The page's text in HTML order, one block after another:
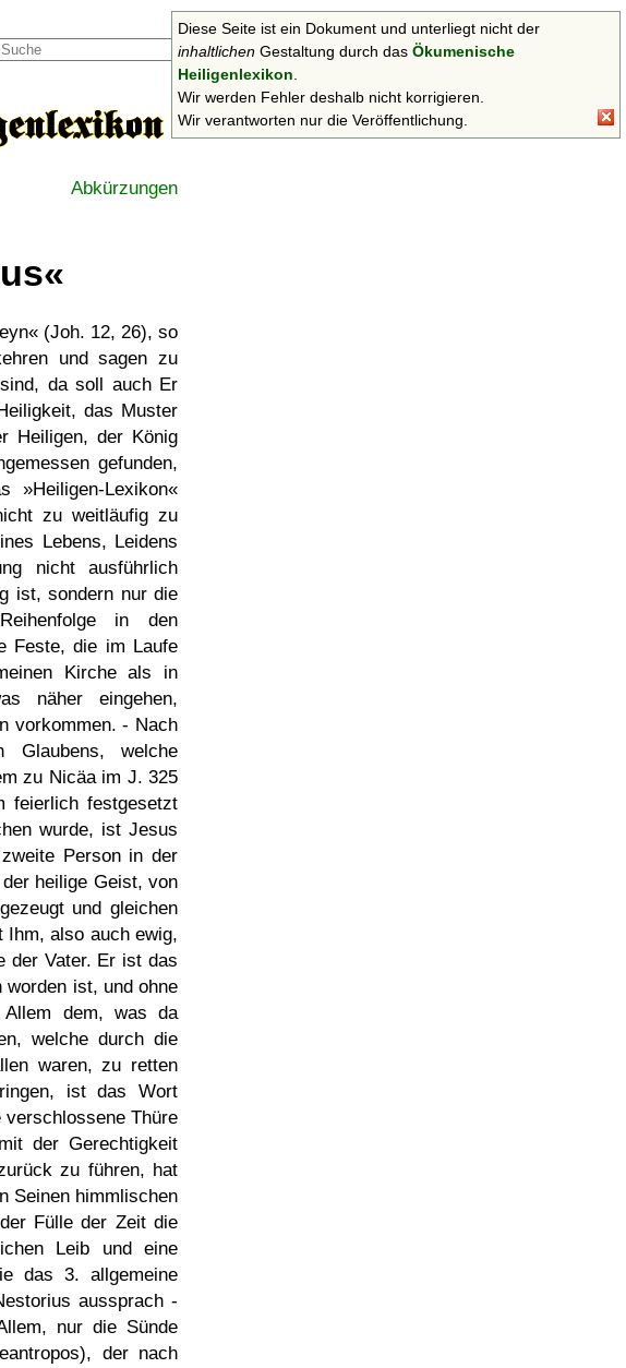
Suchen
Abkürzungen
(Joh. 12, 26), so
und sagen zu
da soll auch Er
das Muster
Heiligen, der König
gefunden,
»Heiligen-Lexikon«
zu weitläufig zu
Lebens, Leidens
nicht ausführlich
ist, sondern nur die
in den
Feste, die im Laufe
Kirche als in
näher eingehen,
vorkommen. - Nach
Glaubens, welche
zu Nicäa im J. 325
feierlich festgesetzt
wurde, ist Jesus
Person in der
heilige Geist, von
und gleichen
also auch ewig,
der Vater. Er ist das
ist, und ohne
dem, was da
welche durch die
waren, zu retten
ist das Wort
Thüre
der Gerechtigkeit
zu führen, hat
Seinen himmlischen
Fülle der Zeit die
Leib und eine
das 3. allgemeine
aussprach -
nur die Sünde
der nach
Diese Seite ist ein Dokument und unterliegt nicht der
inhaltlichen Gestaltung durch das Ökumenische
Heiligenlexikon
Wir werden Fehler deshalb nicht korrigieren.
Wir verantworten nur die Veröffentlichung.